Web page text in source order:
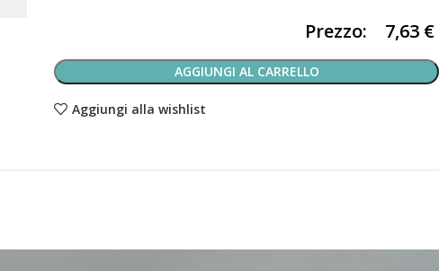
Prezzo: 7,63 €
AGGIUNGI AL CARRELLO
Aggiungi alla wishlist